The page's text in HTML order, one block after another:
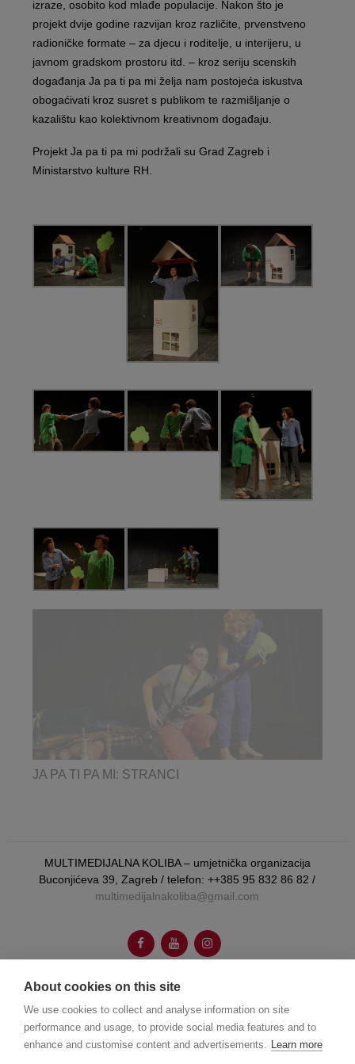
izraze, osobito kod mlađe populacije. Nakon što je
projekt dvije godine razvijan kroz različite, prvenstveno
radioničke formate – za djecu i roditelje, u interijeru, u
javnom gradskom prostoru itd. – kroz seriju scenskih
događanja Ja pa ti pa mi želja nam postojeća iskustva
obogaćivati kroz susret s publikom te razmišljanje o
kazalištu kao kolektivnom kreativnom događaju.
Projekt Ja pa ti pa mi podržali su Grad Zagreb i
Ministarstvo kulture RH.
JA PA TI PA MI: STRANCI
MULTIMEDIJALNA KOLIBA – umjetnička organizacija
Buconjićeva 39, Zagreb / telefon: ++385 95 832 86 82 /
multimedijalnakoliba@gmail.com
autorica vizualnog identiteta: Booboo Tannenbaum
web dizajn:Joško Gamberožić
About cookies on this site
We use cookies to collect and analyse information on site
performance and usage, to provide social media features and to
enhance and customise content and advertisements. Learn more